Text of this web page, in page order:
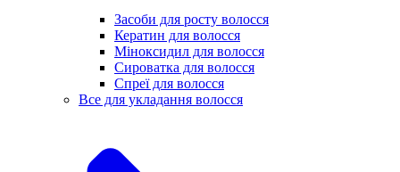
Засоби для росту волосся
Кератин для волосся
Міноксидил для волосся
Сироватка для волосся
Спреї для волосся
Все для укладання волосся